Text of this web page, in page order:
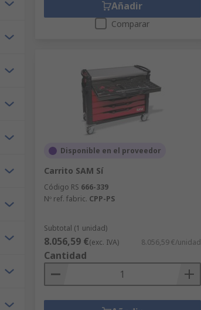
Añadir
Comparar
Disponible en el proveedor
Carrito SAM Sí
Código RS 666-339
Nº ref. fabric. CPP-PS
Subtotal (1 unidad)
8.056,59 €(exc. IVA) 8.056,59 €/unidad
Cantidad